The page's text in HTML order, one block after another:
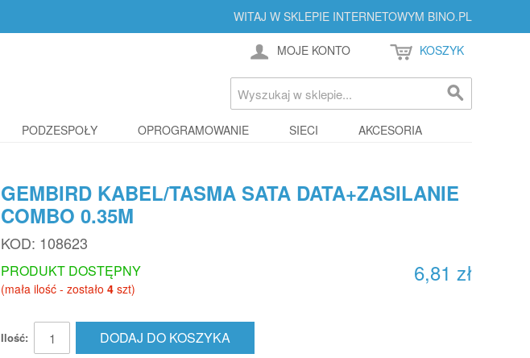
WITAJ W SKLEPIE INTERNETOWYM BINO.PL
MOJE KONTO KOSZYK
PODZESPOŁY OPROGRAMOWANIE SIECI AKCESORIA
GEMBIRD KABEL/TASMA SATA DATA+ZASILANIE
COMBO 0.35M
KOD: 108623
6,81 zł
PRODUKT DOSTĘPNY
(mała ilość - zostało 4 szt)
Ilość: DODAJ DO KOSZYKA